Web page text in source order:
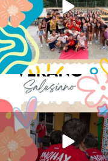
No hay verano sin que sea
💫 en Luz 4
...
0